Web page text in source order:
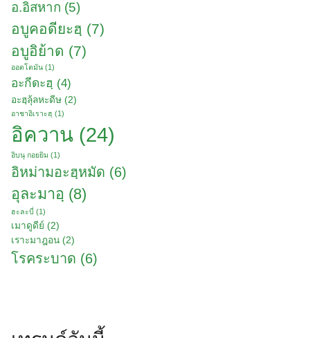
อ.อิสหาก (5)
อบูคอดียะฮฺ (7)
อบูอิย้าด (7)
ออตโตมัน (1)
อะกีดะฮฺ (4)
อะฮฺลุ้ลหะดีษ (2)
อาชาอิเราะฮฺ (1)
อิควาน (24)
อิบนุ กอยยิม (1)
อิหม่ามอะฮฺหมัด (6)
อุละมาอฺ (8)
ฮะละบี่ (1)
เมาดูดีย์ (2)
เราะมาฎอน (2)
โรคระบาด (6)